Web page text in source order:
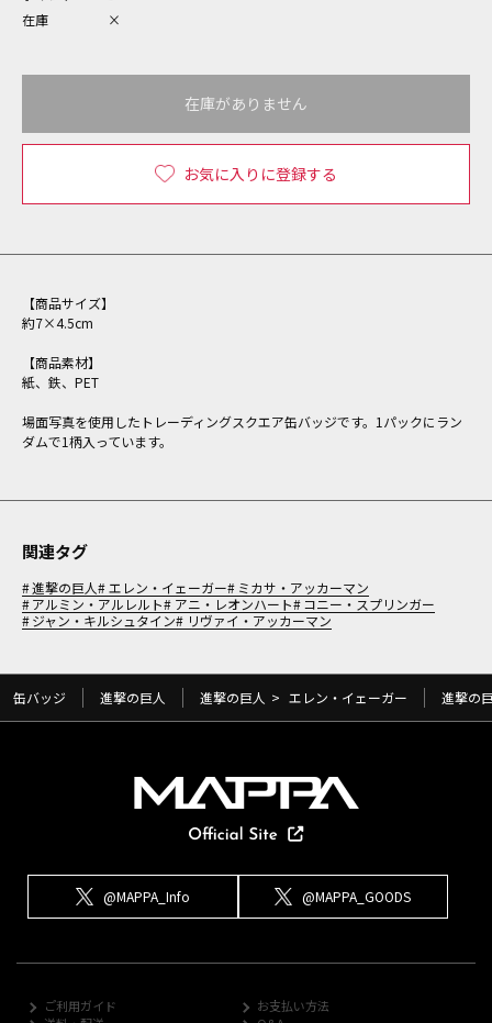
在庫
×
お気に入りに登録する
在庫がありません
【商品サイズ】
約7×4.5cm
【商品素材】
紙、鉄、PET
場面写真を使用したトレーディングスクエア缶バッジです。1パックにラン
ダムで1柄入っています。
関連タグ
進撃の巨人 エレン・イェーガー
ミカサ・アッカーマン
アルミン・アルレルト
アニ・レオンハート
コニー・スプリンガー
ジャン・キルシュタイン
リヴァイ・アッカーマン
缶バッジ 進撃の巨人 進撃の巨人 > エレン・イェーガー 進撃の
@MAPPA_Info @MAPPA_GOODS
ご利用ガイド
お支払い方法